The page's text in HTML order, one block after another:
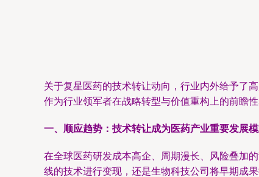
关于复星医药的技术转让动向，行业内外给予了
作为行业领军者在战略转型与价值重构上的前瞻性
一、顺应趋势：技术转让成为医药产业重要发展
在全球医药研发成本高企、周期漫长、风险叠加
线的技术进行变现，还是生物科技公司将早期成